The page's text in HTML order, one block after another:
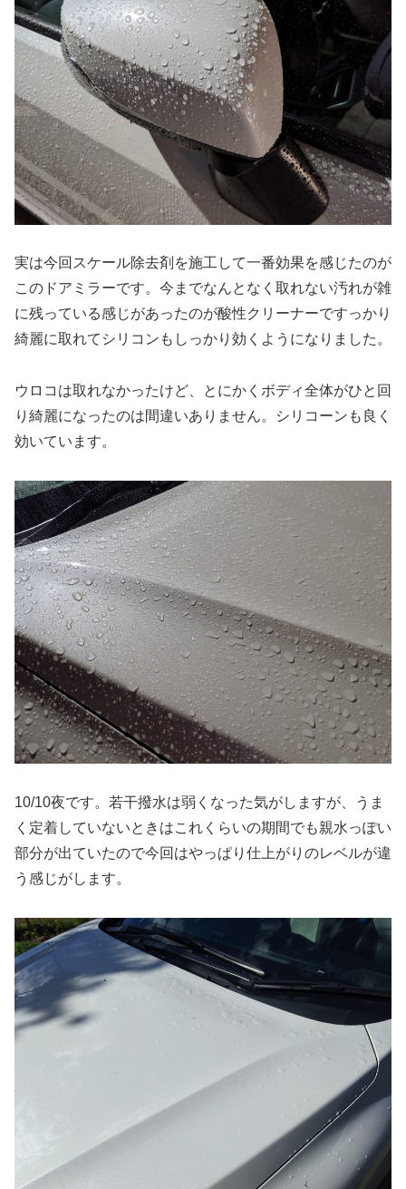
実は今回スケール除去剤を施工して一番効果を感じたのが
このドアミラーです。今までなんとなく取れない汚れが雑
に残っている感じがあったのが酸性クリーナーですっかり
綺麗に取れてシリコンもしっかり効くようになりました。
ウロコは取れなかったけど、とにかくボディ全体がひと回
り綺麗になったのは間違いありません。シリコーンも良く
効いています。
10/10夜です。若干撥水は弱くなった気がしますが、うま
く定着していないときはこれくらいの期間でも親水っぽい
部分が出ていたので今回はやっぱり仕上がりのレベルが違
う感じがします。